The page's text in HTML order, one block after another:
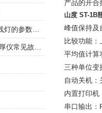
产品的开
山度 ST-1B
峰值保持及
比较功能
平均值计算
三种单位变
自动关机
内置打印机
串口输出：